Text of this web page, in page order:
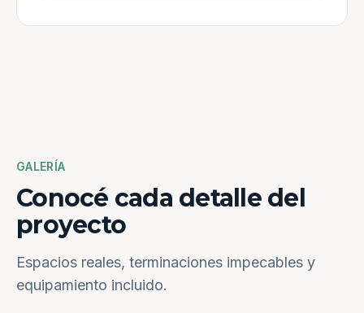
GALERÍA
Conocé cada detalle del
proyecto
Espacios reales, terminaciones impecables y
equipamiento incluido.